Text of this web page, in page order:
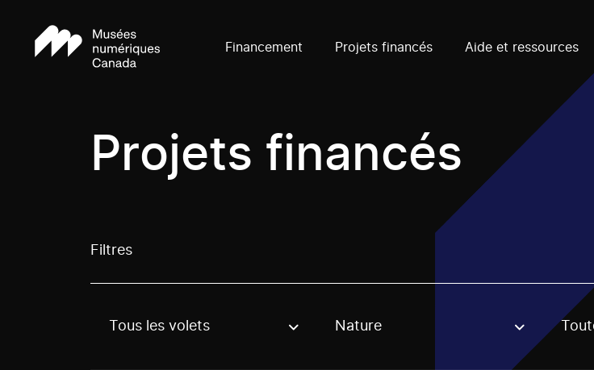
Financement Projets financés Aide et ressources
Projets financés
Filtres
Use these options to filter projects by topic, stream or regon. The filter will be
Tous les volets Nature